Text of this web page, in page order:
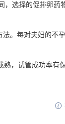
选择的促排卵药
每对夫妇的不孕
，试管成功率有
